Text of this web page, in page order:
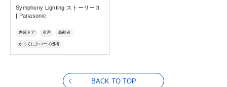
Symphony Lighting ストーリー３
| Panasonic
内装ドア 引戸 高齢者
かってにクローズ機構
BACK TO TOP